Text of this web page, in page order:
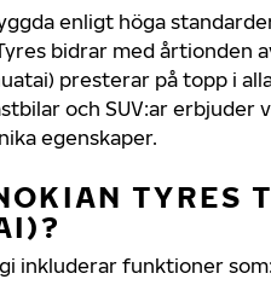
enligt höga
bidrar med årtionden
presterar på topp i
och SUV:ar erbjuder
egenskaper.
TYRES
inkluderar funktioner